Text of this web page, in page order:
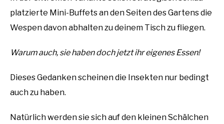
platzierte Mini-Buffets an den Seiten des Gartens die
Wespen davon abhalten zu deinem Tisch zu fliegen.
Warum auch, sie haben doch jetzt ihr eigenes Essen!
Dieses Gedanken scheinen die Insekten nur bedingt
auch zu haben.
Natürlich werden sie sich auf den kleinen Schälchen